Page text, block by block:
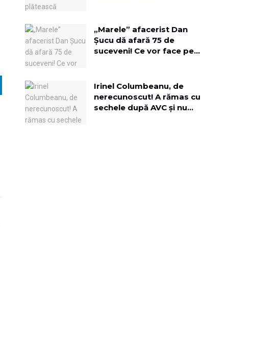
„Marele” afacerist Dan
Șucu dă afară 75 de
suceveni! Ce vor face pe
Irinel Columbeanu, de
nerecunoscut! A rămas cu
sechele după AVC și nu